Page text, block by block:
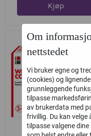
Kjøp
Om
nettstedet
Vi bruker egne og
(cookies) og
grunnleggende
tilpasse
av brukerdata med
frivillig. Du kan velge
tilpasse valgene